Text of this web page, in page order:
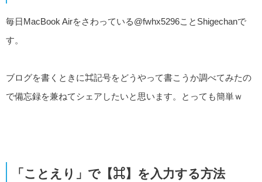
毎日MacBook Airをさわっている@fwhx5296ことShigechanで
す。
ブログを書くときに⌘記号をどうやって書こうか調べてみたの
で備忘録を兼ねてシェアしたいと思います。とっても簡単ｗ
「ことえり」で【⌘】を入力する方法